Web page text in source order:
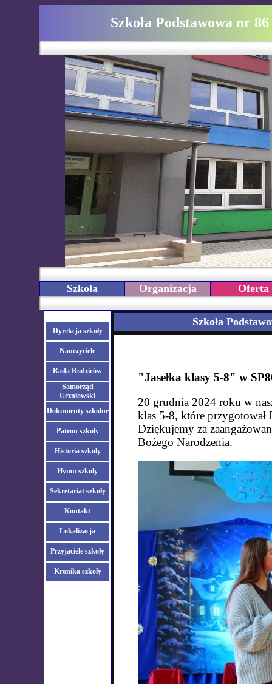
Szkoła Podstawowa nr
Szkoła Organizacja Oferta
Dyrekcja szkoły
Nauczyciele
Rada Rodziców
Samorząd
Uczniowski
Dokumenty szkolne
Patron szkoły
Historia szkoły
Hymn szkoły
Sekretariat szkoły
Kontakt
Lokalizacja
Przyjaciele szkoły
Kronika szkoły
Szkoła
"Jasełka klasy 5-8" w
20 grudnia 2024 roku w
klas 5-8, które przygotował
Dziękujemy za
Bożego Narodzenia.